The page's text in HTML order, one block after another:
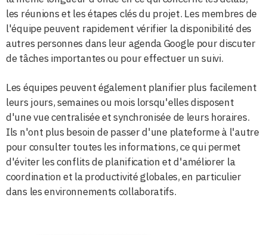
les réunions et les étapes clés du projet. Les membres de
l'équipe peuvent rapidement vérifier la disponibilité des
autres personnes dans leur agenda Google pour discuter
de tâches importantes ou pour effectuer un suivi.
Les équipes peuvent également planifier plus facilement
leurs jours, semaines ou mois lorsqu'elles disposent
d'une vue centralisée et synchronisée de leurs horaires.
Ils n'ont plus besoin de passer d'une plateforme à l'autre
pour consulter toutes les informations, ce qui permet
d'éviter les conflits de planification et d'améliorer la
coordination et la productivité globales, en particulier
dans les environnements collaboratifs.